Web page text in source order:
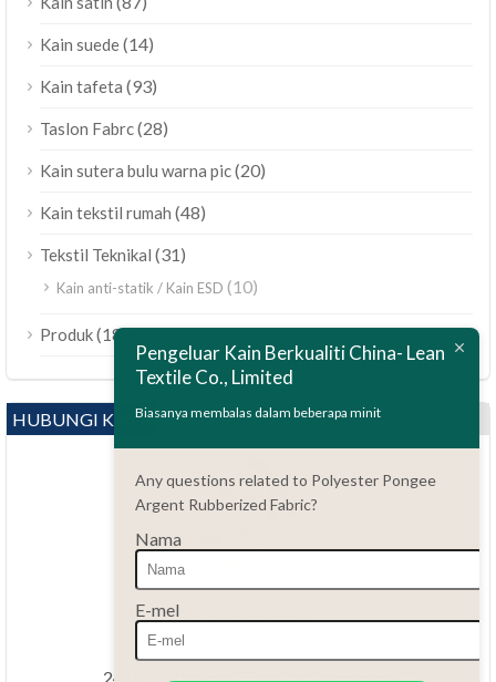
Kain suede(14)
Kain tafeta (93)
Taslon Fabrc(28)
Kain sutera bulu warna pic(20)
Kain tekstil rumah (48)
Tekstil Teknikal (31)
Kain anti-statik / Kain ESD (10)
Produk(189)
HUBUNGI KAMI
86.15051486055
haiming@leantex.com
24 jam setiap hari, 7 hari setiap minggu
Pengeluar Kain Berkualiti China- Lean
Textile Co., Limited
Biasanya membalas dalam beberapa minit
Any questions related to Polyester Pongee
Argent Rubberized Fabric?
Nama
E-mel
Français
Español
Português do Brasil
Türkçe
Tiếng Việt
العربية
Bahasa Indonesia
Polski